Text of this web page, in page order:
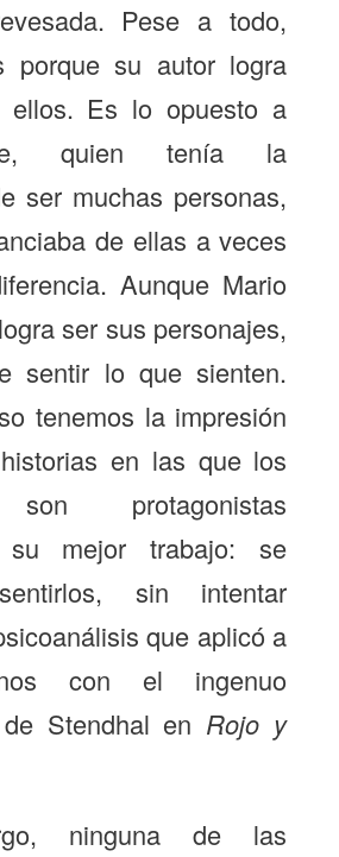
Pese a todo,
porque su autor logra
ellos. Es lo opuesto a
quien tenía la
ser muchas personas,
de ellas a veces
Aunque Mario
ser sus personajes,
sentir lo que sienten.
tenemos la impresión
en las que los
protagonistas
su mejor trabajo: se
sin intentar
que aplicó a
con el ingenuo
Stendhal en Rojo y
ninguna de las